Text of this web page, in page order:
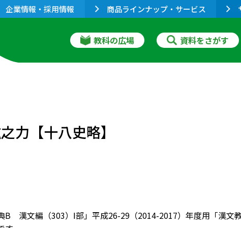
企業情報・採用情報 商品ラインナップ・サービス
教科の広場 資料をさがす
力【十八史略】
B 漢文編（303）Ⅰ部」平成26-29（2014-2017）年度用「漢